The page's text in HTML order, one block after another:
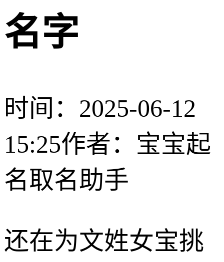
名字
时间：2025-06-12
15:25作者：宝宝起
名取名助手
还在为文姓女宝挑